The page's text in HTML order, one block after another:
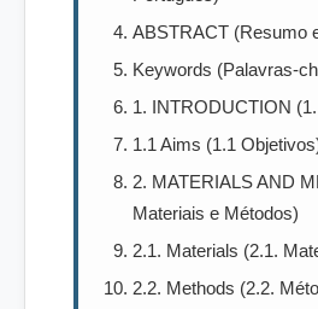
ABSTRACT (Resumo
Keywords (Palavras-
1. INTRODUCTION
1.1 Aims (1.1
2. MATERIALS AND
Materiais e Métodos)
2.1. Materials (2.1.
2.2. Methods (2.2.